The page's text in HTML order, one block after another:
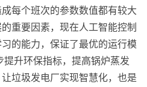
每个班次的参数数值都有较大
重要因素，现在人工智能控制
习的能力，保证了最优的运行模
升环保指标，提高锅炉蒸发
垃圾发电厂实现智慧化，也是